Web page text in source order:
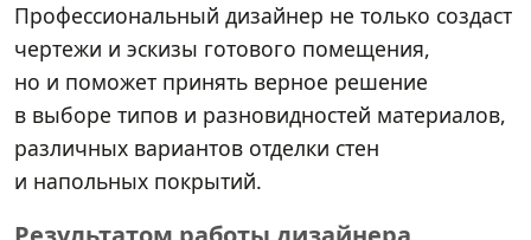
Профессиональный дизайнер не только создаст
чертежи и эскизы готового помещения,
но и поможет принять верное решение
в выборе типов и разновидностей материалов,
различных вариантов отделки стен
и напольных покрытий.